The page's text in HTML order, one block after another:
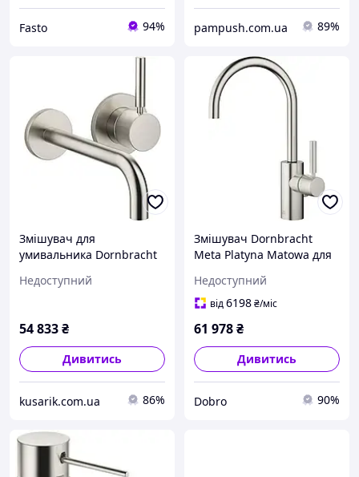
Fasto 94% pampush.com.ua 89%
Змішувач для
умивальника Dornbracht
36862660-06
Недоступний
54 833₴
Дивитись
kusarik.com.ua 86%
Змішувач Dornbracht
Meta Platyna Matowa для
Недоступний
від6198₴/міс
61 978₴
Дивитись
Dobro 90%